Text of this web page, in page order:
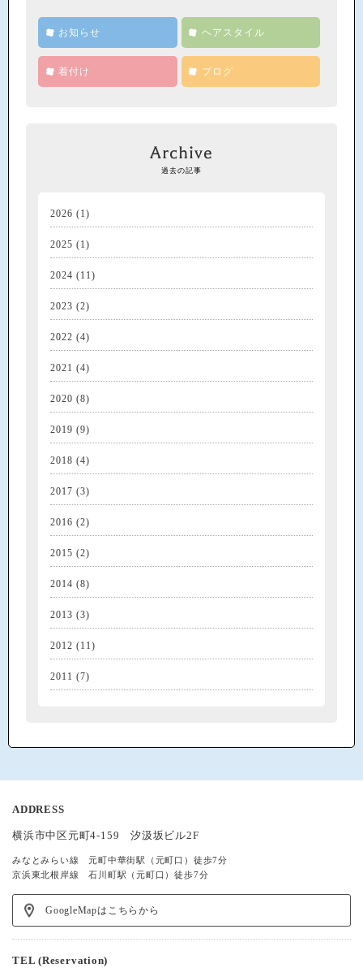
お知らせ ヘアスタイル
着付け ブログ
Archive
過去の記事
2026 (1)
2025 (1)
2024 (11)
2023 (2)
2022 (4)
2021 (4)
2020 (8)
2019 (9)
2018 (4)
2017 (3)
2016 (2)
2015 (2)
2014 (8)
2013 (3)
2012 (11)
2011 (7)
ADDRESS
横浜市中区元町4-159 汐汲坂ビル2F
みなとみらい線 元町中華街駅（元町口）徒歩7分
京浜東北根岸線 石川町駅（元町口）徒歩7分
GoogleMapはこちらから
TEL (Reservation)